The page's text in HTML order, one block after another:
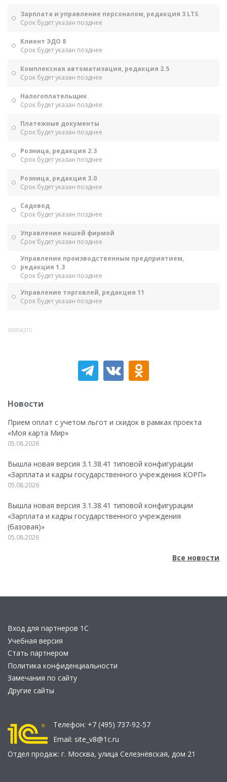
Зарплата и управление персоналом, редакция 3 LTS
Срок будет указан позднее
Клиент ЭДО 8
Срок будет указан позднее
Комплексная автоматизация, редакция 2.5
Срок будет указан позднее
Налогоплательщик
Срок будет указан позднее
Платежные документы
Срок будет указан позднее
Розница, редакция 2.3
Срок будет указан позднее
Розница, редакция 3.0
Срок будет указан позднее
Садовод
Срок будет указан позднее
Управление нашей фирмой
Срок будет указан позднее
Управление производственным предприятием,
редакция 1.3
Срок будет указан позднее
Управление торговлей, редакция 11
Срок будет указан позднее
00054215
Новости
Прием оплат с учетом льгот и скидок в рамках проекта
«Моя карта Мир»
05.08.2026
Вышла новая версия 3.1.38.41 типовой конфигурации
«Зарплата и кадры государственного учреждения КОРП»
05.08.2026
Вышла новая версия 3.1.38.41 типовой конфигурации
«Зарплата и кадры государственного учреждения
(базовая)»
05.08.2026
Все новости
Вход для партнеров 1С
Учебная версия
Стать партнером
Политика конфиденциальности
Замечания по сайту
Другие сайты
Телефон: +7 (495) 737-92-57
Email: site_v8@1c.ru
Отдел продаж: г. Москва, улица Селезнёвская, дом 21